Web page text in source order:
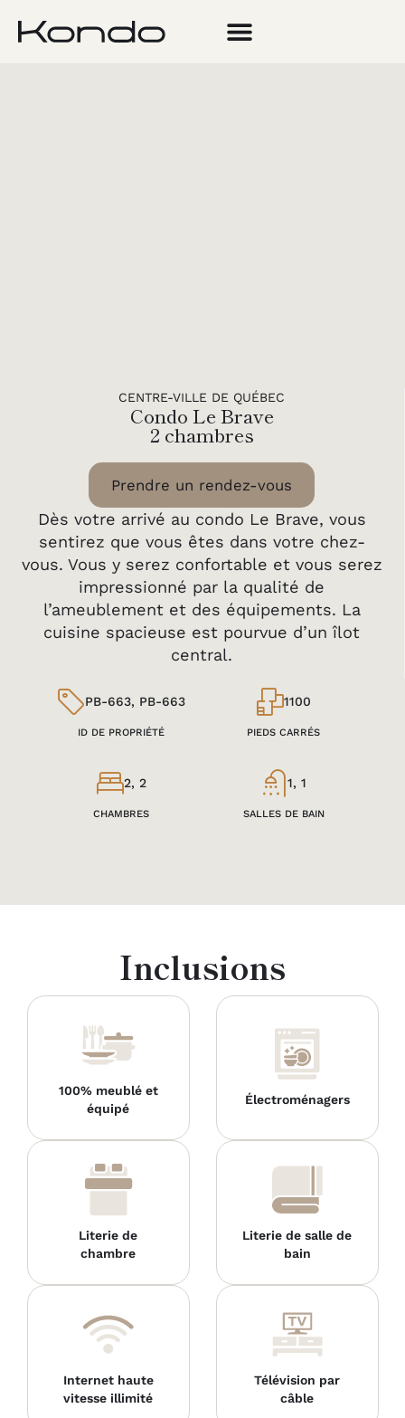
CENTRE-VILLE DE QUÉBEC
Condo Le Brave
2 chambres
Prendre un rendez-vous
Dès votre arrivé au condo Le Brave, vous
sentirez que vous êtes dans votre chez-
vous. Vous y serez confortable et vous serez
impressionné par la qualité de
l’ameublement et des équipements. La
cuisine spacieuse est pourvue d’un îlot
central.
PB-663, PB-663
ID DE PROPRIÉTÉ
1100
PIEDS CARRÉS
2, 2
CHAMBRES
1, 1
SALLES DE BAIN
Inclusions
100% meublé et
équipé
Électroménagers
Literie de
chambre
Literie de salle de
bain
Internet haute
vitesse illimité
Télévision par
câble